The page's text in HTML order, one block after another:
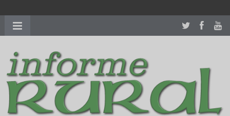
richardmillereplica
women.patekphilippe.tofor sale in usa recognized command with
dining room table ceremony. welcome to our
perfectwatches.is
shop. best youngsexdoll.comwith professional customer
services. 1: 1 design high
https://reallydiamond.com/